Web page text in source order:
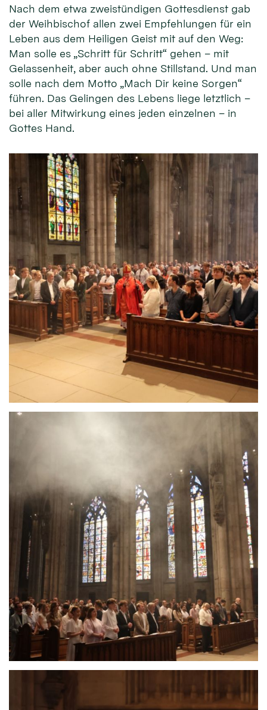
Nach dem etwa zweistündigen Gottesdienst gab
der Weihbischof allen zwei Empfehlungen für ein
Leben aus dem Heiligen Geist mit auf den Weg:
Man solle es „Schritt für Schritt“ gehen – mit
Gelassenheit, aber auch ohne Stillstand. Und man
solle nach dem Motto „Mach Dir keine Sorgen“
führen. Das Gelingen des Lebens liege letztlich –
bei aller Mitwirkung eines jeden einzelnen – in
Gottes Hand.